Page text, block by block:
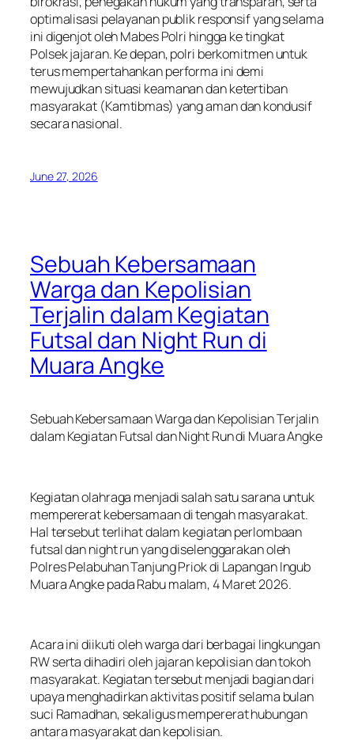
optimalisasi pelayanan publik responsif yang selama
ini digenjot oleh Mabes Polri hingga ke tingkat
Polsek jajaran. Ke depan, polri berkomitmen untuk
terus mempertahankan performa ini demi
mewujudkan situasi keamanan dan ketertiban
masyarakat (Kamtibmas) yang aman dan kondusif
secara nasional.
June 27, 2026
Sebuah Kebersamaan
Warga dan Kepolisian
Terjalin dalam Kegiatan
Futsal dan Night Run di
Muara Angke
Sebuah Kebersamaan Warga dan Kepolisian Terjalin
dalam Kegiatan Futsal dan Night Run di Muara Angke
Kegiatan olahraga menjadi salah satu sarana untuk
mempererat kebersamaan di tengah masyarakat.
Hal tersebut terlihat dalam kegiatan perlombaan
futsal dan night run yang diselenggarakan oleh
Polres Pelabuhan Tanjung Priok di Lapangan Ingub
Muara Angke pada Rabu malam, 4 Maret 2026.
Acara ini diikuti oleh warga dari berbagai lingkungan
RW serta dihadiri oleh jajaran kepolisian dan tokoh
masyarakat. Kegiatan tersebut menjadi bagian dari
upaya menghadirkan aktivitas positif selama bulan
suci Ramadhan, sekaligus mempererat hubungan
antara masyarakat dan kepolisian.